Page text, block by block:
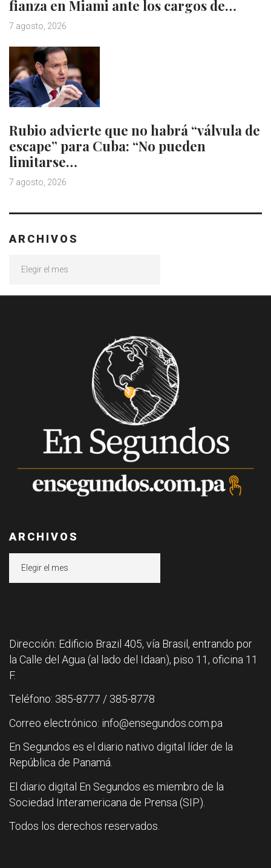
fianza en Miami ante los cargos de…
7 agosto, 2026
Rubio advierte que no habrá “válvula de
escape” para Cuba: “No pueden
limitarse…
7 agosto, 2026
ARCHIVOS
ARCHIVOS
Dirección: Edificio Brazil 405, vía Brasil, entrando por
la Calle del Agua (al lado del Idaan), piso 11, oficina 11
F.
Teléfono: 385-8777 / 385-8778
Correo electrónico: info@ensegundos.com.pa
En Segundos es el diario nativo digital líder de la
República de Panamá.
El diario digital En Segundos es miembro de la
Sociedad Interamericana de Prensa (SIP).
Todos los derechos reservados.